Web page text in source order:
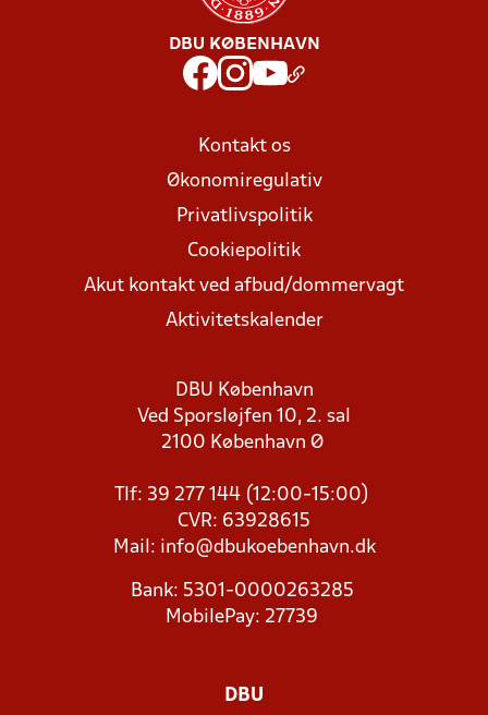
DBU KØBENHAVN
Kontakt os
Økonomiregulativ
Privatlivspolitik
Cookiepolitik
Akut kontakt ved afbud/dommervagt
Aktivitetskalender
DBU København
Ved Sporsløjfen 10, 2. sal
2100 København Ø
Tlf: 39 277 144 (12:00-15:00)
CVR: 63928615
Mail: info@dbukoebenhavn.dk
Bank: 5301-0000263285
MobilePay: 27739
DBU